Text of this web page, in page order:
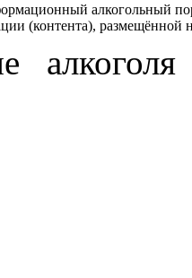
алкогольный
(контента), размещённой